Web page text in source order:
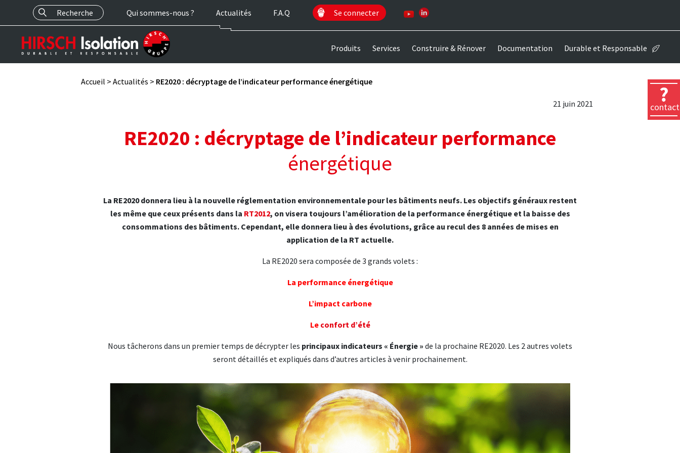
Recherche Qui sommes-nous ? Actualités F.A.Q Se connecter
Produits Services Construire & Rénover Documentation Durable et Responsable
contact
Accueil > Actualités > RE2020 : décryptage de l’indicateur performance énergétique
21 juin 2021
RE2020 : décryptage de l’indicateur performance
énergétique
La RE2020 donnera lieu à la nouvelle réglementation environnementale pour les bâtiments neufs. Les objectifs généraux restent
les même que ceux présents dans la RT2012, on visera toujours l’amélioration de la performance énergétique et la baisse des
consommations des bâtiments. Cependant, elle donnera lieu à des évolutions, grâce au recul des 8 années de mises en
application de la RT actuelle.
La RE2020 sera composée de 3 grands volets :
La performance énergétique
L’impact carbone
Le confort d’été
Nous tâcherons dans un premier temps de décrypter les principaux indicateurs « Énergie » de la prochaine RE2020. Les 2 autres volets
seront détaillés et expliqués dans d’autres articles à venir prochainement.